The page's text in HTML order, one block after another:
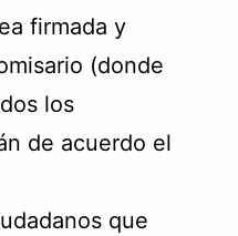
firmada y
(donde
los
de acuerdo el
que